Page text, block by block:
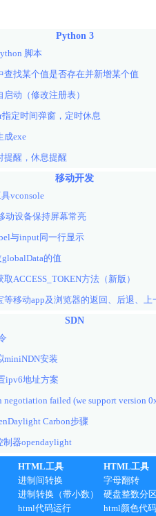
Python 3
脚本
查找某个值是否存在并新增某个值
动（修改注册表）
定时间弹窗，定时休息
成exe
提醒，休息提醒
移动开发
vconsole
动设备保持屏幕常亮
与input同一行显示
的值
ACCESS_TOKEN方法（新版）
SDN
miniNDN安装
ipv6地址方案
negotiation failed (we support version
Carbon步骤
制器opendaylight
HTML工具
进制间转换
进制转换（带小数）
html代码运行
HTML工具
字母翻转
硬盘整数分
html颜色代码